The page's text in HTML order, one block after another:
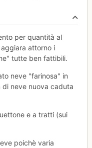
per quantità al
attorno i
tutte ben fattibili.
neve "farinosa" in
neve nuova caduta
e a tratti (sui
poichè varia